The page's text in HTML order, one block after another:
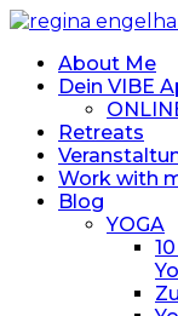
About Me
Dein VIBE
Retreats
Work with
Blog
YOGA